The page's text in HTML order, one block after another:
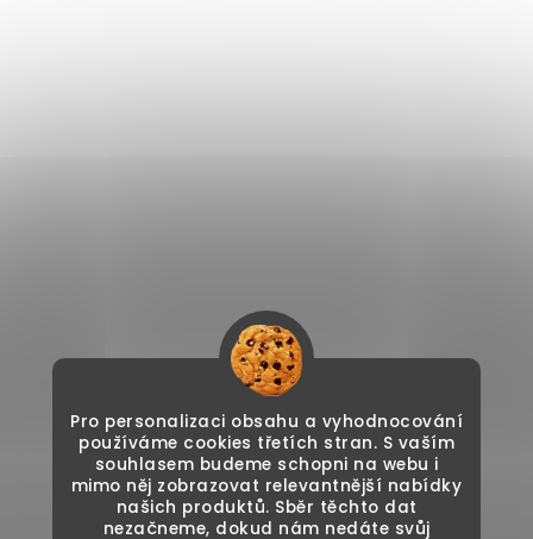
Pro personalizaci obsahu a vyhodnocování
používáme cookies třetích stran. S vaším
souhlasem budeme schopni na webu i
mimo něj zobrazovat relevantnější nabídky
našich produktů. Sběr těchto dat
nezačneme, dokud nám nedáte svůj